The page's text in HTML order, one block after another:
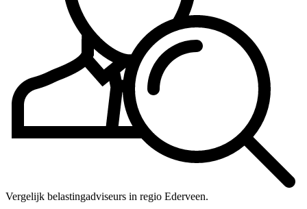
Vergelijk belastingadviseurs in regio Ederveen.